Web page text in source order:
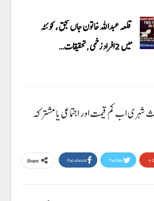
قلعہ عبداللہ خاتون جاں بحق ، کوئٹہ
میں 2افراد زخمی ,تحقیقات…
اب کم قیمت اور اجتماعی یا مشترکہ
Share Facebook Twitter